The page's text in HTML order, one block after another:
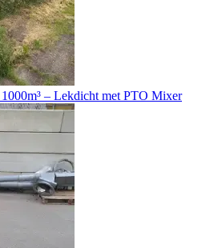
– Lekdicht met PTO Mixer